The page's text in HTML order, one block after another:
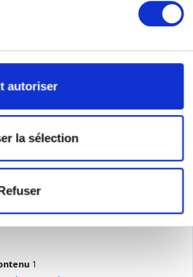
autoriser
la sélection
FS-3032E-EU
3 FortiGate -switch controller
switch with 32
1